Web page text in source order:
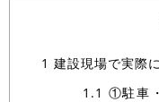
1 建設現場で実際
1.1 ①駐車